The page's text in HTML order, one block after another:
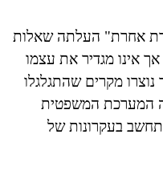
דת אחרת" העלתה שאלות
אינו מגדיר את עצמו
מקרים שהתגלגלו
המערכת המשפטית
בעקרונות של